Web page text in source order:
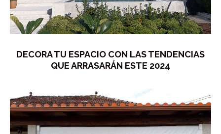
DECORA TU ESPACIO CON LAS TENDENCIAS
QUE ARRASARÁN ESTE 2024